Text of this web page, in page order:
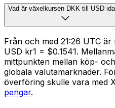
Vad är växelkursen DKK till USD
Från och med 21:26 UTC
USD kr1 = $0.1541.
mittpunkten mellan köp-
globala valutamarknader.
överföring skulle vara med
pengar.